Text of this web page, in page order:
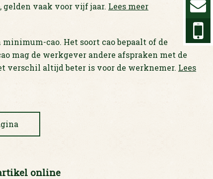
gelden vaak voor vijf jaar. Lees meer
cao. Het soort cao bepaalt of de
mag de werkgever andere afspraken met de
verschil altijd beter is voor de werknemer. Lees
online